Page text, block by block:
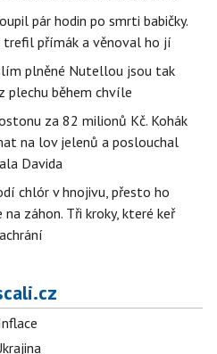
pár hodin po smrti babičky.
trefil přímák a věnoval ho jí
plněné Nutellou jsou tak
plechu během chvíle
za 82 milionů Kč. Kohák
na lov jelenů a poslouchal
Davida
chlór v hnojivu, přesto ho
záhon. Tři kroky, které keř